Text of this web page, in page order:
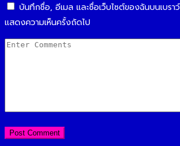
บันทึกชื่อ, อีเมล และชื่อเว็บไซต์ของฉันบนเบรา
แสดงความเห็นครั้งถัดไป